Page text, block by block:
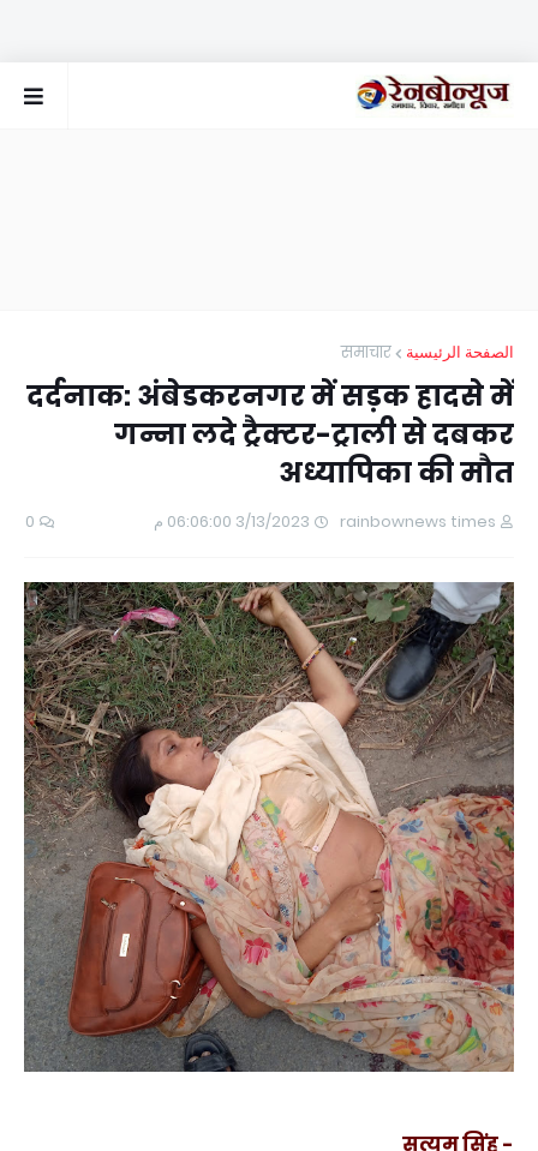
الصفحة الرئيسية समाचार
दर्दनाक: अंबेडकरनगर में सड़क हादसे में
गन्ना लदे ट्रैक्टर-ट्राली से दबकर
अध्यापिका की मौत
rainbownews times 3/13/2023 06:06:00 م 0
- सत्यम सिंह